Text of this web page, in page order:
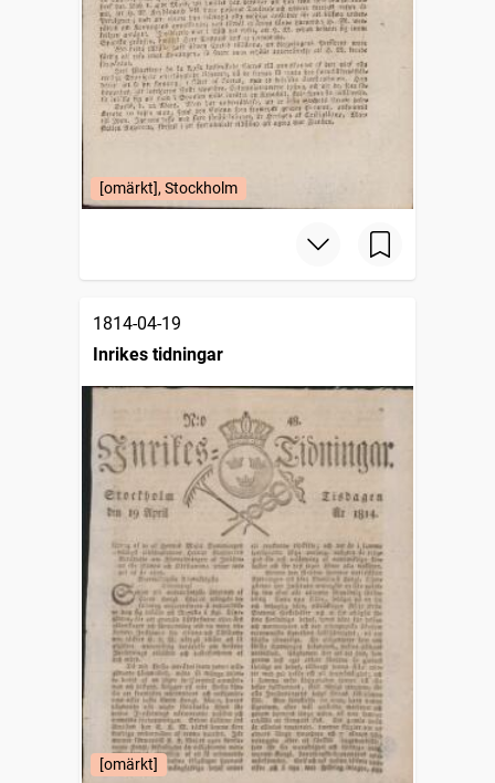
[omärkt], Stockholm
1814-04-19
Inrikes tidningar
[omärkt]